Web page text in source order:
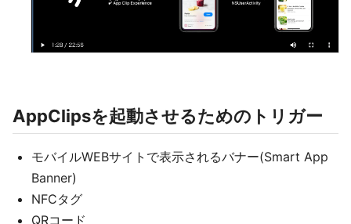
AppClipsを起動させるためのトリガー
モバイルWEBサイトで表示されるバナー(Smart App
Banner)
NFCタグ
QRコード